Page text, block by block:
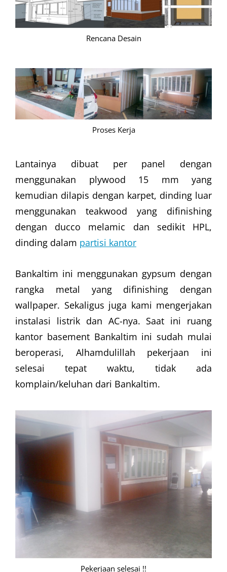
Rencana Desain
Proses Kerja
Lantainya dibuat per panel dengan
menggunakan plywood 15 mm yang
kemudian dilapis dengan karpet, dinding luar
menggunakan teakwood yang difinishing
dengan ducco melamic dan sedikit HPL,
dinding dalam partisi kantor
Bankaltim ini menggunakan gypsum dengan
rangka metal yang difinishing dengan
wallpaper. Sekaligus juga kami mengerjakan
instalasi listrik dan AC-nya. Saat ini ruang
kantor basement Bankaltim ini sudah mulai
beroperasi, Alhamdulillah pekerjaan ini
selesai tepat waktu, tidak ada
komplain/keluhan dari Bankaltim.
Pekerjaan selesai !!